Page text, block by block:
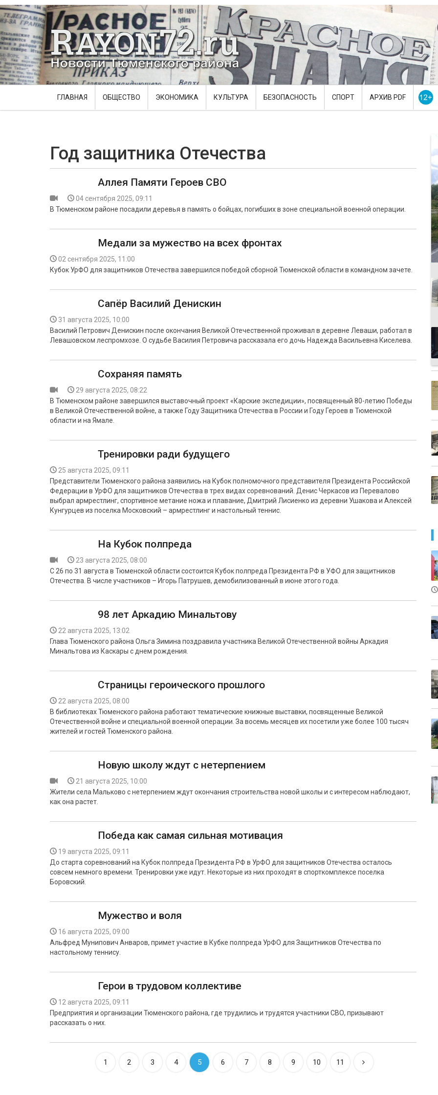
ГЛАВНАЯ ОБЩЕСТВО ЭКОНОМИКА КУЛЬТУРА БЕЗОПАСНОСТЬ СПОРТ АРХИВ PDF
Год защитника Отечества
Аллея Памяти Героев СВО
04 сентября 2025, 09:11
В Тюменском районе посадили деревья в память о бойцах, погибших в зоне специальной военной операции.
Медали за мужество на всех фронтах
02 сентября 2025, 11:00
Кубок УрФО для защитников Отечества завершился победой сборной Тюменской области в командном зачете.
Сапёр Василий Денискин
31 августа 2025, 10:00
Василий Петрович Денискин после окончания Великой Отечественной проживал в деревне Леваши, работал в
Левашовском леспромхозе. О судьбе Василия Петровича рассказала его дочь Надежда Васильевна Киселева.
Сохраняя память
29 августа 2025, 08:22
В Тюменском районе завершился выставочный проект «Карские экспедиции», посвященный 80-летию Победы
в Великой Отечественной войне, а также Году Защитника Отечества в России и Году Героев в Тюменской
области и на Ямале.
Тренировки ради будущего
25 августа 2025, 09:11
Представители Тюменского района заявились на Кубок полномочного представителя Президента Российской
Федерации в УрФО для защитников Отечества в трех видах соревнований. Денис Черкасов из Перевалово
выбрал армрестлинг, спортивное метание ножа и плавание, Дмитрий Лисиенко из деревни Ушакова и Алексей
Кунгурцев из поселка Московский – армрестлинг и настольный теннис.
На Кубок полпреда
23 августа 2025, 08:00
С 26 по 31 августа в Тюменской области состоится Кубок полпреда Президента РФ в УФО для защитников
Отечества. В числе участников – Игорь Патрушев, демобилизованный в июне этого года.
98 лет Аркадию Минальтову
22 августа 2025, 13:02
Глава Тюменского района Ольга Зимина поздравила участника Великой Отечественной войны Аркадия
Минальтова из Каскары с днем рождения.
Страницы героического прошлого
22 августа 2025, 08:00
В библиотеках Тюменского района работают тематические книжные выставки, посвященные Великой
Отечественной войне и специальной военной операции. За восемь месяцев их посетили уже более 100 тысяч
жителей и гостей Тюменского района.
Новую школу ждут с нетерпением
21 августа 2025, 10:00
Жители села Мальково с нетерпением ждут окончания строительства новой школы и с интересом наблюдают,
как она растет.
Победа как самая сильная мотивация
19 августа 2025, 09:11
До старта соревнований на Кубок полпреда Президента РФ в УрФО для защитников Отечества осталось
совсем немного времени. Тренировки уже идут. Некоторые из них проходят в спорткомплексе поселка
Боровский.
Мужество и воля
16 августа 2025, 09:00
Альфред Мунипович Анваров, примет участие в Кубке полпреда УрФО для Защитников Отечества по
настольному теннису.
Герои в трудовом коллективе
12 августа 2025, 09:11
Предприятия и организации Тюменского района, где трудились и трудятся участники СВО, призывают
рассказать о них.
1 2 3 4 5 6 7 8 9 10 11